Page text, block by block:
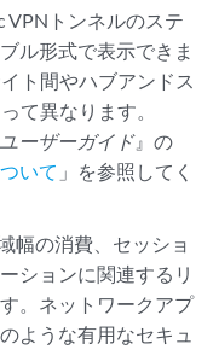
VPNトンネルのステ
ル形式で表示できま
ト間やハブアンドス
て異なります。
ユーザーガイド』の
いて 」を参照してく
幅の消費、セッショ
ションに関連するリ
。ネットワークアプ
ような有用なセキュ